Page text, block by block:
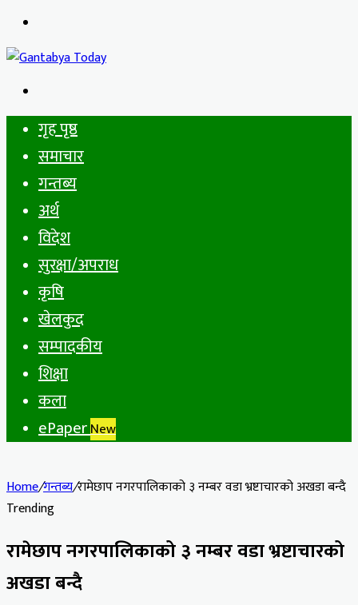
for
गृह पृष्ठ
समाचार
गन्तब्य
अर्थ
विदेश
सुरक्षा/अपराध
कृषि
खेलकुद
सम्पादकीय
शिक्षा
कला
ePaperNew
Home/गन्तब्य/रामेछाप नगरपालिकाको ३ नम्बर वडा भ्रष्टाचारको अखडा बन्दै
Trending
रामेछाप नगरपालिकाको ३ नम्बर वडा भ्रष्टाचारको
अखडा बन्दै